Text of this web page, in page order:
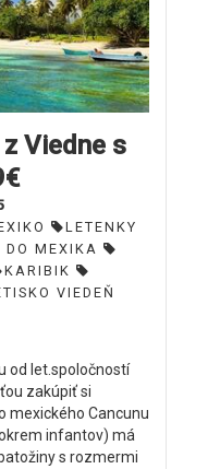
z Viedne s
LETENKY
DO MEXIKA
KARIBIK
VIEDEŇ
od let.spoločností
zakúpiť si
mexického Cancunu
infantov) má
s rozmermi